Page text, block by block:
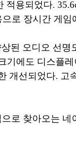
적용되었다.
로 장시간 게
된 오디오 선
기에도 디스플
개선되었다.
로 찾아오는 네